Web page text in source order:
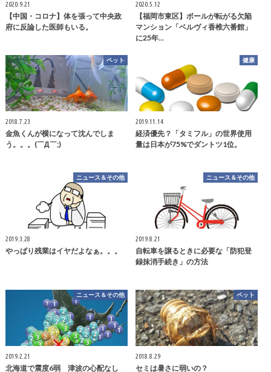
2020.9.21
【中国・コロナ】体を張って中央政
府に反論した医師もいる。
2020.5.12
【福岡市東区】ボールが転がる欠陥
マンション「ベルヴィ香椎六番館」
に25年…
ペット
2018.7.23
金魚くんが横になって沈んでしま
う。。。(￣Д￣;)
健康
2019.11.14
経済優先？「タミフル」の世界使用
量は日本が75%でダントツ1位。
ニュース＆その他
2019.3.28
やっぱり残業はイヤだよなぁ。。。
ニュース＆その他
2019.8.21
自転車を譲るときに必要な「防犯登
録抹消手続き」の方法
ニュース＆その他
2019.2.21
北海道で震度6弱 津波の心配なし
ペット
2018.8.29
セミは暑さに弱いの？